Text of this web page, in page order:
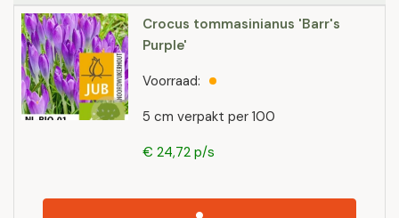
Crocus tommasinianus 'Barr's
Purple'
5 cm verpakt per 100
Voorraad:
€ 24,72 p/s